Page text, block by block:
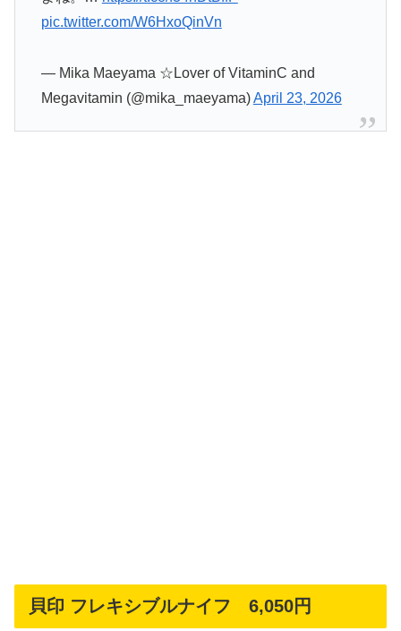
pic.twitter.com/W6HxoQinVn
— Mika Maeyama ☆Lover of VitaminC and
Megavitamin (@mika_maeyama)April 23, 2026
貝印 フレキシブルナイフ 6,050円